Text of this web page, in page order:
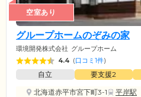
空室あり
グループホームのぞみの家
環境開発株式会社 グループホーム
4.4 (口コミ1件)
自立 要支援2
北海道赤平市宮下町3-1
平岸駅